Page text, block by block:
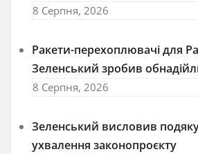
8 Серпня, 2026
Ракети-перехоплювачі для
Зеленський зробив
8 Серпня, 2026
Зеленський висловив
ухвалення законопроєкту